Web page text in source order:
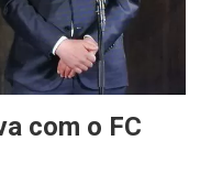
com o FC